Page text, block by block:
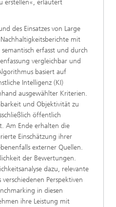
erstellen«, erläutert
des Einsatzes von Large
mit
erfasst und durch
vergleichbar und
basiert auf
Intelligenz (KI)
ausgewählter Kriterien.
und Objektivität zu
öffentlich
Am Ende erhalten die
Einschätzung ihrer
externer Quellen.
der Bewertungen.
dazu, relevante
Perspektiven
in diesen
ihre Leistung mit